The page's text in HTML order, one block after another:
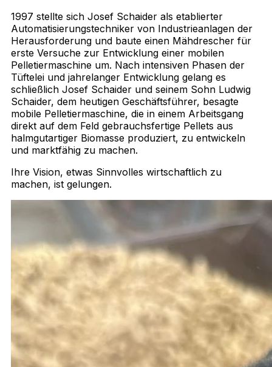
1997 stellte sich Josef Schaider als etablierter
Automatisierungstechniker von Industrieanlagen der
Herausforderung und baute einen Mähdrescher für
erste Versuche zur Entwicklung einer mobilen
Pelletiermaschine um. Nach intensiven Phasen der
Tüftelei und jahrelanger Entwicklung gelang es
schließlich Josef Schaider und seinem Sohn Ludwig
Schaider, dem heutigen Geschäftsführer, besagte
mobile Pelletiermaschine, die in einem Arbeitsgang
direkt auf dem Feld gebrauchsfertige Pellets aus
halmgutartiger Biomasse produziert, zu entwickeln
und marktfähig zu machen.
Ihre Vision, etwas Sinnvolles wirtschaftlich zu
machen, ist gelungen.